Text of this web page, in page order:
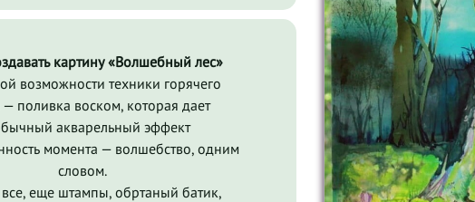
картину «Волшебный леc»
возможности техники горячего
— поливка воском, которая дает
акварельный эффект
момента — волшебство, одним
словом.
еще штампы, обртаный батик,